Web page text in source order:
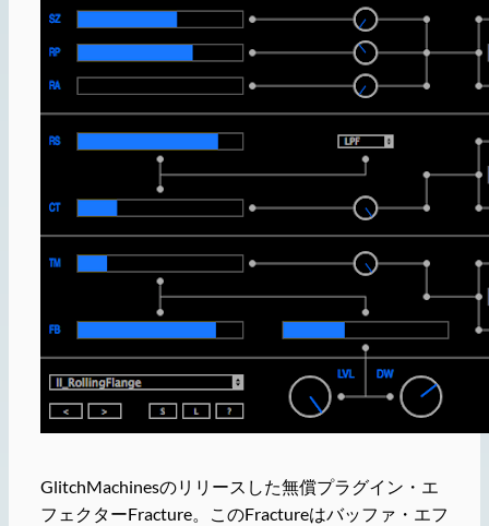
GlitchMachinesのリリースした無償プラグイン・エ
フェクターFracture。このFractureはバッファ・エフ